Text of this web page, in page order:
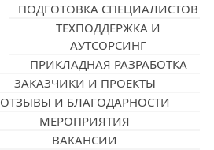
ПОДГОТОВКА СПЕЦИАЛИСТОВ
ТЕХПОДДЕРЖКА И
АУТСОРСИНГ
ПРИКЛАДНАЯ РАЗРАБОТКА
ЗАКАЗЧИКИ И ПРОЕКТЫ
ОТЗЫВЫ И БЛАГОДАРНОСТИ
МЕРОПРИЯТИЯ
ВАКАНСИИ